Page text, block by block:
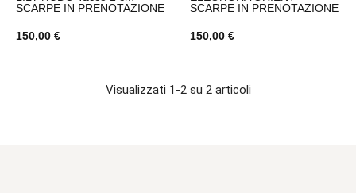
SCARPE IN PRENOTAZIONE
150,00 €
SCARPE IN PRENOTAZIONE
150,00 €
Visualizzati 1-2 su 2 articoli